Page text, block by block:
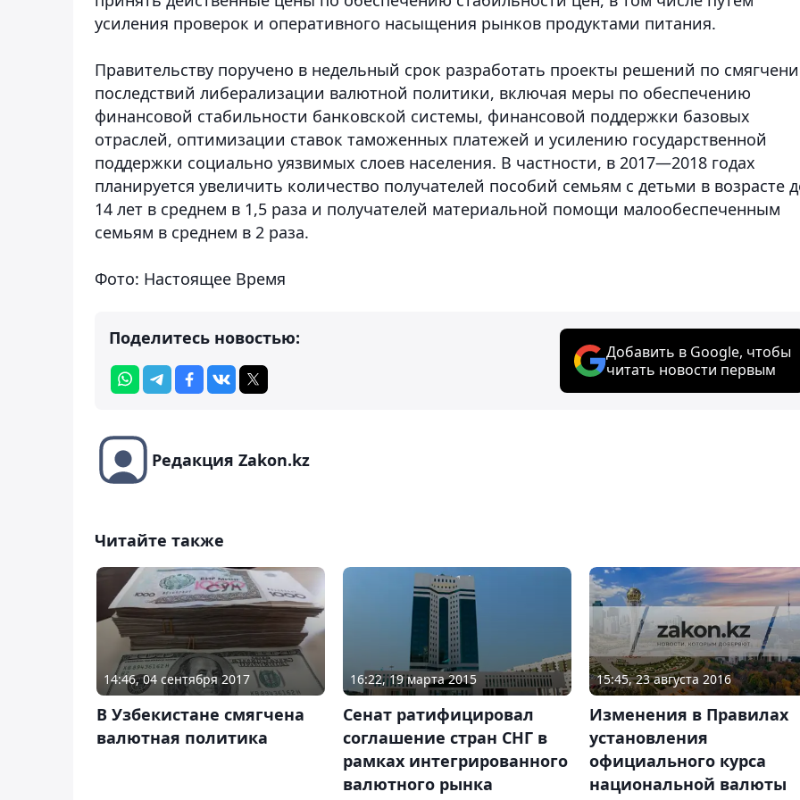
усиления проверок и оперативного насыщения рынков продуктами питания.
Правительству поручено в недельный срок разработать проекты решений по
последствий либерализации валютной политики, включая меры по обеспечению
финансовой стабильности банковской системы, финансовой поддержки базовых
отраслей, оптимизации ставок таможенных платежей и усилению государственной
поддержки социально уязвимых слоев населения. В частности, в 2017—2018 годах
планируется увеличить количество получателей пособий семьям с детьми в возрасте
14 лет в среднем в 1,5 раза и получателей материальной помощи малообеспеченным
семьям в среднем в 2 раза.
Фото: Настоящее Время
Поделитесь новостью:
Добавить в Google, чтобы
читать новости первым
Редакция Zakon.kz
Читайте также
14:46, 04 сентября 2017
В Узбекистане смягчена
валютная политика
16:22, 19 марта 2015
Сенат ратифицировал
соглашение стран СНГ в
рамках интегрированного
валютного рынка
15:45, 23 августа 2016
Изменения в Правилах
установления
официального курса
национальной валюты